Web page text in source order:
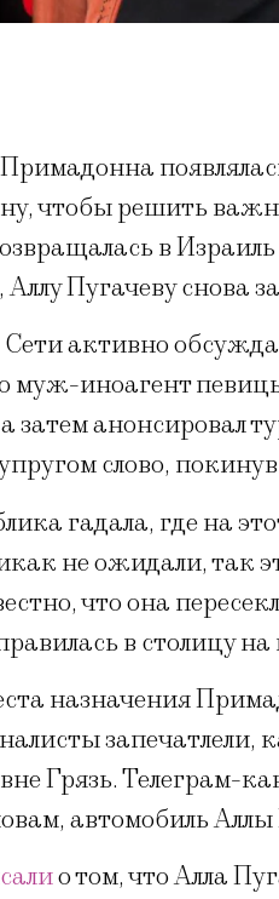
чтобы решить
в
Пугачеву снова
Сети активно
муж-иноагент
затем анонсировал
слово,
гадала, где на
не ожидали, так
что она
в столицу на
назначения
запечатлели,
Грязь. Телеграм-
автомобиль
о том, что Алла